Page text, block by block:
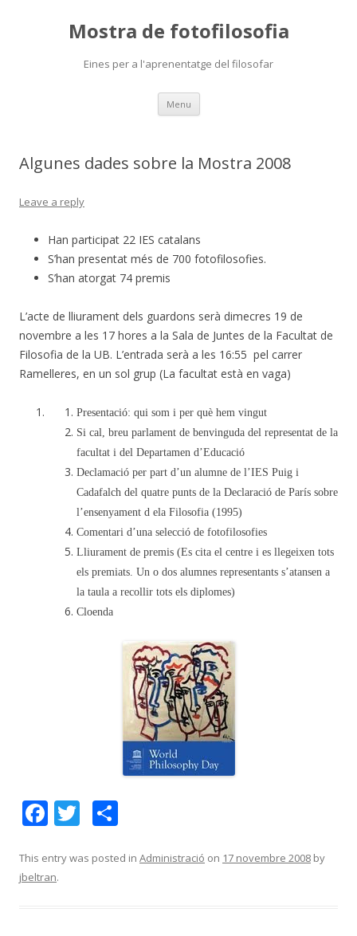
Mostra de fotofilosofia
Eines per a l'aprenentatge del filosofar
Menu Skip
content
Algunes dades sobre la Mostra 2008
Leave a reply
Han participat 22 IES catalans
S’han presentat més de 700 fotofilosofies.
S’han atorgat 74 premis
L’acte de lliurament dels guardons serà dimecres 19 de
novembre a les 17 hores a la Sala de Juntes de la Facultat de
Filosofia de la UB. L’entrada serà a les 16:55 pel carrer
Ramelleres, en un sol grup (La facultat està en vaga)
Presentació: qui som i per què hem vingut
Si cal, breu parlament de benvinguda del representat de la
facultat i del Departamen d’Educació
Declamació per part d’un alumne de l’IES Puig i
Cadafalch del quatre punts de la Declaració de París sobre
l’ensenyament d ela Filosofia (1995)
Comentari d’una selecció de fotofilosofies
Lliurament de premis (Es cita el centre i es llegeixen tots
els premiats. Un o dos alumnes representants s’atansen a
la taula a recollir tots els diplomes)
Cloenda
F
e
b
T
itt m
This entry was posted in Administració on 17 novembre 2008 by
jbeltran.